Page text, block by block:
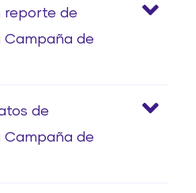
reporte de
Campaña de
de
Campaña de